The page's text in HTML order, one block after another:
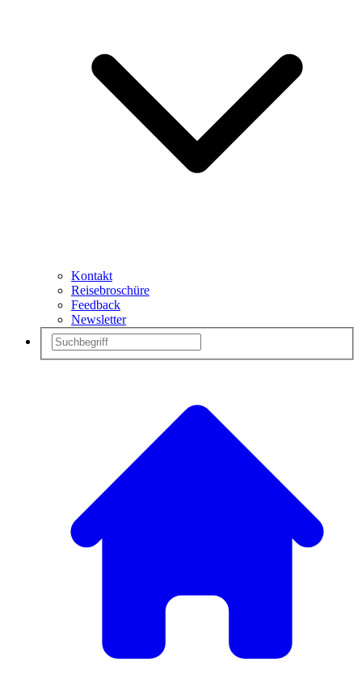
Kontakt
Reisebroschüre
Feedback
Newsletter